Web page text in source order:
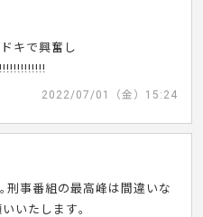
キで興奮し
2022/07/01（金）15:24
刑事番組の最高峰は間違いな
いたします｡